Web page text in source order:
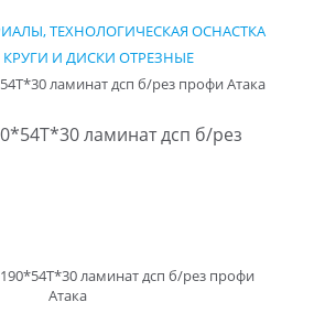
ТЕХНОЛОГИЧЕСКАЯ ОСНАСТКА
КРУГИ И ДИСКИ ОТРЕЗНЫЕ
ламинат дсп б/рез профи Атака
ламинат дсп б/рез